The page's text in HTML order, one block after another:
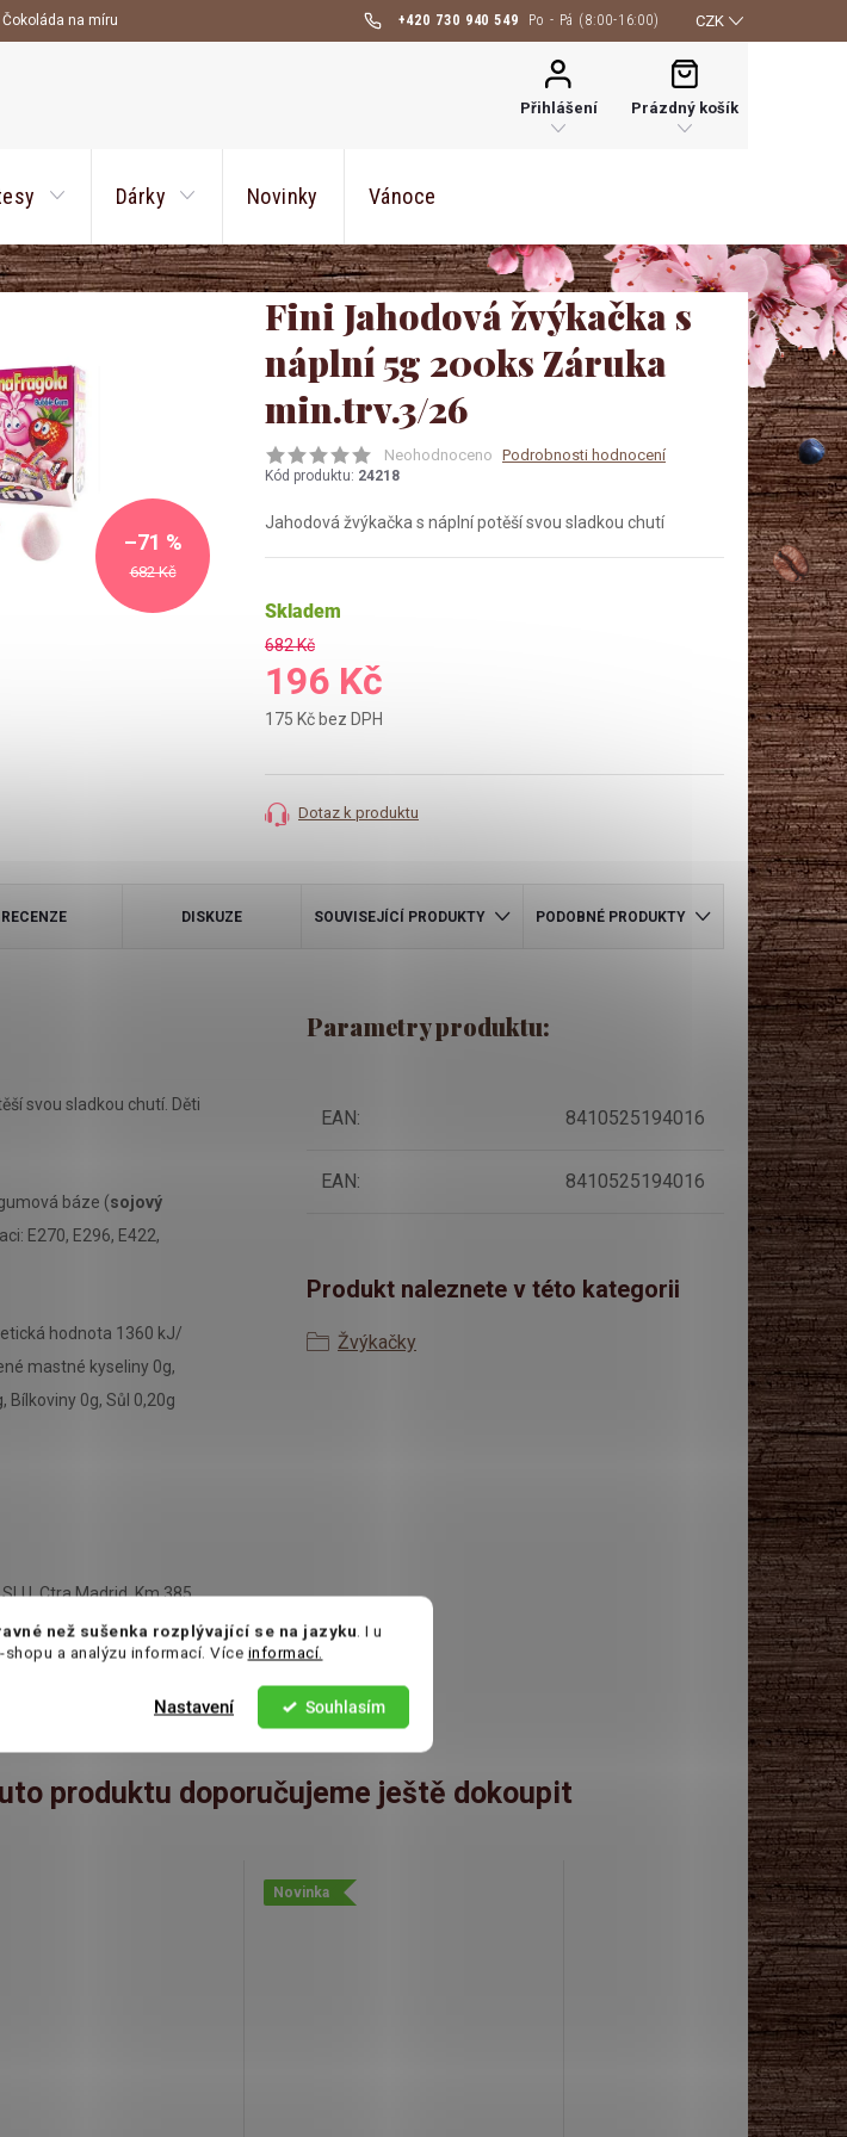
než sušenka rozplývající se na jazyku . I u
a analýzu informací. Více informací.
Souhlasím
Nastavení
+420 730 940 549
Čokoláda na míru CZK
Přihlášení
NÁKUPNÍ
KOŠÍK
Prázdný košík
Dárky Novinky Vánoce
682 Kč
–71 %
Fini Jahodová žvýkačka s
náplní 5g 200ks Záruka
min.trv.3/26
Neohodnoceno Podrobnosti hodnocení
Kód produktu: 24218
Jahodová žvýkačka s náplní potěší svou sladkou chutí
Skladem
682 Kč
196 Kč
175 Kč bez DPH
cena:
Dotaz k produktu
RECENZE DISKUZE SOUVISEJÍCÍ PRODUKTY PODOBNÉ PRODUKTY
svou sladkou chutí. Děti
báze (sojový
E270, E296, E422,
hodnota 1360 kJ/
mastné kyseliny 0g,
Bílkoviny 0g, Sůl 0,20g
Ctra Madrid, Km 385,
de Murcia, Murcia,
Parametry produktu:
EAN: 8410525194016
EAN: 8410525194016
Produkt naleznete v této kategorii
Žvýkačky
produktu doporučujeme ještě dokoupit
Novinka